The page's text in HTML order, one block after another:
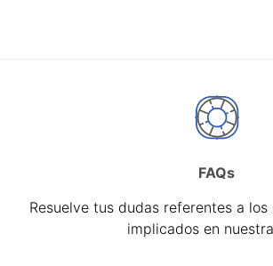
FAQs
Resuelve tus dudas referentes a
implicados en